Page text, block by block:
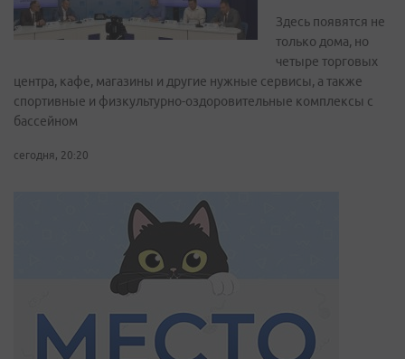
Здесь появятся не
только дома, но
четыре торговых
центра, кафе, магазины и другие нужные сервисы, а также
спортивные и физкультурно-оздоровительные комплексы с
бассейном
сегодня, 20:20